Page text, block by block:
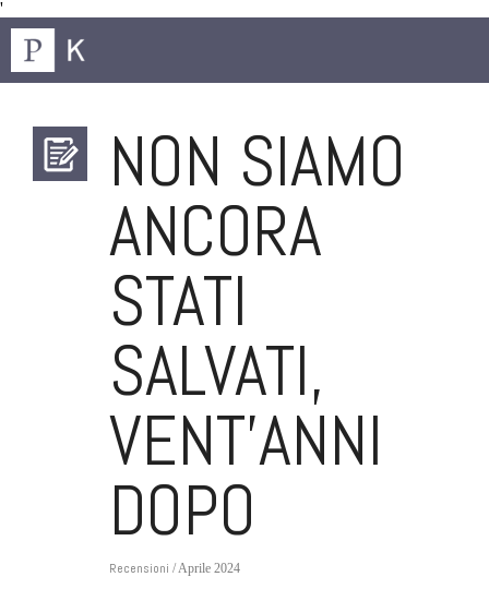
'
NON SIAMO
ANCORA
STATI
SALVATI,
VENT’ANNI
DOPO
Recensioni / Aprile 2024